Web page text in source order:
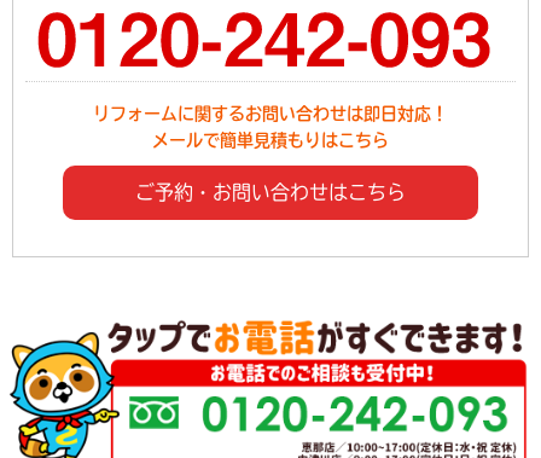
リフォームに関するお問い合わせは即日対応！
メールで簡単見積もりはこちら
ご予約・お問い合わせはこちら